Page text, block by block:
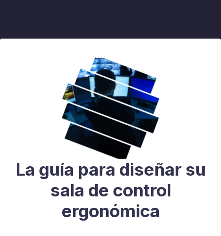
La guía para diseñar su
sala de control
ergonómica